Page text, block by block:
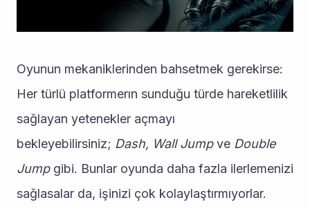
Oyunun mekaniklerinden bahsetmek gerekirse:
Her türlü platformerın sunduğu türde hareketlilik
sağlayan yetenekler açmayı
bekleyebilirsiniz; Dash, Wall Jump ve Double
Jump gibi. Bunlar oyunda daha fazla ilerlemenizi
sağlasalar da, işinizi çok kolaylaştırmıyorlar.